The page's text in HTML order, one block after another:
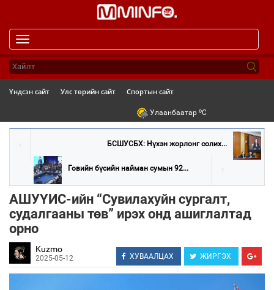
navigation
Үндсэн сайт Улс төрийн сайт Спортын сайт
Улаанбаатар oC
БСШУСБХ: Нүхэн жорлонг солих...
Говийн бүсийн найман сумын 92...
АШУҮИС-ийн “Сувилахуйн сургалт,
судалгааны төв” ирэх онд ашиглалтад
орно
Kuzmo
2025-05-12 ХУВААЛЦАХ ЖИРГЭХ